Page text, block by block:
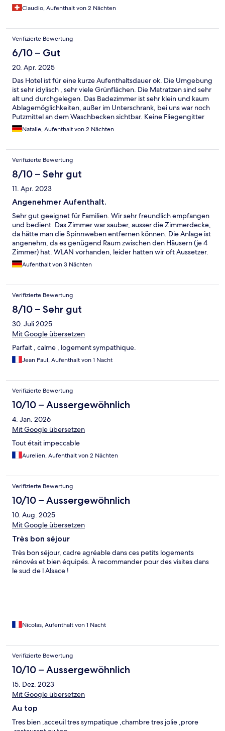
Claudio, Aufenthalt von 2 Nächten
Verifizierte Bewertung
6/10 – Gut
20. Apr. 2025
Das Hotel ist für eine kurze Aufenthaltsdauer ok. Die Umgebung
ist sehr idylisch , sehr viele Grünflächen. Die Matratzen sind sehr
alt und durchgelegen. Das Badezimmer ist sehr klein und kaum
Ablagemöglichkeiten, außer im Unterschrank, bei uns war noch
Putzmittel an dem Waschbecken sichtbar. Keine Fliegengitter
an den Festern. Personal ist sehr freundlich. Das Frühstück war
abwechslungsreich und ausreichend.
Natalie, Aufenthalt von 2 Nächten
Verifizierte Bewertung
8/10 – Sehr gut
11. Apr. 2023
Angenehmer Aufenthalt.
Sehr gut geeignet für Familien. Wir sehr freundlich empfangen
und bedient. Das Zimmer war sauber, ausser die Zimmerdecke,
da hätte man die Spinnweben entfernen können. Die Anlage ist
angenehm, da es genügend Raum zwischen den Häusern (je 4
Zimmer) hat. WLAN vorhanden, leider hatten wir oft Aussetzer.
Frühstücksbuffet mit guten Zutaten und in guter Qualität.
Abendessen im Restaurant hat uns nicht überzeugt.
Gelände ist begrenzt und recht eng. Es braucht etwas Geschick
beim ein- und ausparken.
Aufenthalt von 3 Nächten
Verifizierte Bewertung
8/10 – Sehr gut
30. Juli 2025
Mit Google übersetzen
Parfait , calme , logement sympathique.
Jean Paul, Aufenthalt von 1 Nacht
Verifizierte Bewertung
10/10 – Aussergewöhnlich
4. Jan. 2026
Mit Google übersetzen
Tout était impeccable
Aurelien, Aufenthalt von 2 Nächten
Verifizierte Bewertung
10/10 – Aussergewöhnlich
10. Aug. 2025
Mit Google übersetzen
Très bon séjour
Très bon séjour, cadre agréable dans ces petits logements
rénovés et bien équipés. À recommander pour des visites dans
le sud de l Alsace !
Nicolas, Aufenthalt von 1 Nacht
Verifizierte Bewertung
10/10 – Aussergewöhnlich
15. Dez. 2023
Mit Google übersetzen
Au top
Tres bien ,acceuil tres sympatique ,chambre tres jolie ,prore